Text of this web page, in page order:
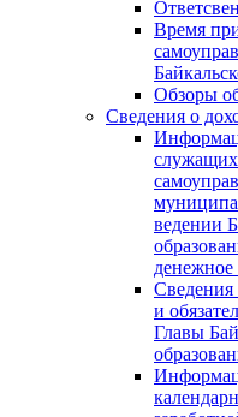
Время
Обзоры
Сведения о
служащих
ведении
денежное
Сведения
и
Главы